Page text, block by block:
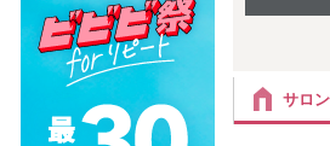
サロ